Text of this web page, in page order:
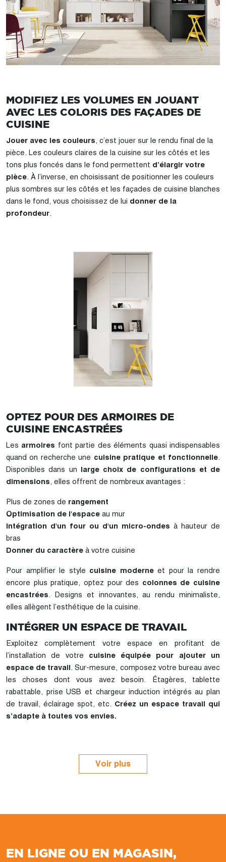
MODIFIEZ LES VOLUMES EN JOUANT
AVEC LES COLORIS DES FAÇADES DE
CUISINE
Jouer avec les couleurs, c’est jouer sur le rendu final de la
pièce. Les couleurs claires de la cuisine sur les côtés et les
tons plus foncés dans le fond permettent d’élargir votre
pièce. À l’inverse, en choisissant de positionner les couleurs
plus sombres sur les côtés et les façades de cuisine blanches
dans le fond, vous choisissez de lui donner de la
profondeur.
OPTEZ POUR DES ARMOIRES DE
CUISINE ENCASTRÉES
Les armoires font partie des éléments quasi indispensables
quand on recherche une cuisine pratique et fonctionnelle.
Disponibles dans un large choix de configurations et de
dimensions, elles offrent de nombreux avantages :
Plus de zones de rangement
Optimisation de l'espace au mur
Intégration d'un four ou d'un micro-ondes à hauteur de
bras
Donner du caractère à votre cuisine
Pour amplifier le style cuisine moderneet pour la rendre
encore plus pratique, optez pour des colonnes de cuisine
encastrées. Designs et innovantes, au rendu minimaliste,
elles allègent l’esthétique de la cuisine.
INTÉGRER UN ESPACE DE TRAVAIL
Exploitez complètement votre espace en profitant de
l’installation de votre cuisine équipée pour ajouter un
espace de travail. Sur-mesure, composez votre bureau avec
les choses dont vous avez besoin. Étagères, tablette
rabattable, prise USB et chargeur induction intégrés au plan
de travail, éclairage spot, etc. Créez un espace travail qui
s’adapte à toutes vos envies.
Voir plus
EN LIGNE OU EN MAGASIN,